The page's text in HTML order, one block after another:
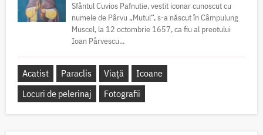
Sfântul Cuvios Pafnutie, vestit iconar cunoscut cu
numele de Pârvu „Mutul”, s-a născut în Câmpulung
Muscel, la 12 octombrie 1657, ca fiu al preotului
Ioan Pârvescu...
Acatist Paraclis Viață
Icoane
Locuri de pelerinaj
Fotografii